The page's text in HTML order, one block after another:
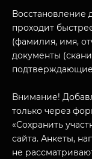
Восстановление
проходит
(фамилия, имя,
документы
Внимание!
только через
«Сохранить
сайта. Анкеты,
не